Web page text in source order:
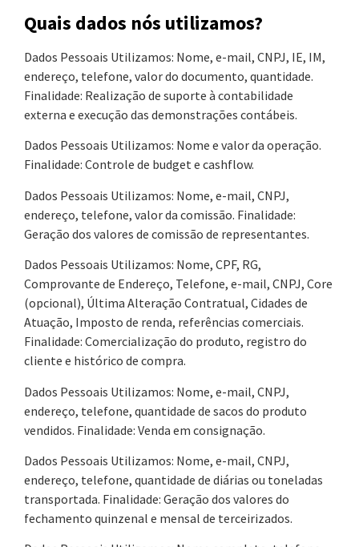
Quais dados nós utilizamos?
Dados Pessoais Utilizamos: Nome, e-mail, CNPJ, IE, IM,
endereço, telefone, valor do documento, quantidade.
Finalidade: Realização de suporte à contabilidade
externa e execução das demonstrações contábeis.
Dados Pessoais Utilizamos: Nome e valor da operação.
Finalidade: Controle de budget e cashflow.
Dados Pessoais Utilizamos: Nome, e-mail, CNPJ,
endereço, telefone, valor da comissão. Finalidade:
Geração dos valores de comissão de representantes.
Dados Pessoais Utilizamos: Nome, CPF, RG,
Comprovante de Endereço, Telefone, e-mail, CNPJ, Core
(opcional), Última Alteração Contratual, Cidades de
Atuação, Imposto de renda, referências comerciais.
Finalidade: Comercialização do produto, registro do
cliente e histórico de compra.
Dados Pessoais Utilizamos: Nome, e-mail, CNPJ,
endereço, telefone, quantidade de sacos do produto
vendidos. Finalidade: Venda em consignação.
Dados Pessoais Utilizamos: Nome, e-mail, CNPJ,
endereço, telefone, quantidade de diárias ou toneladas
transportada. Finalidade: Geração dos valores do
fechamento quinzenal e mensal de terceirizados.